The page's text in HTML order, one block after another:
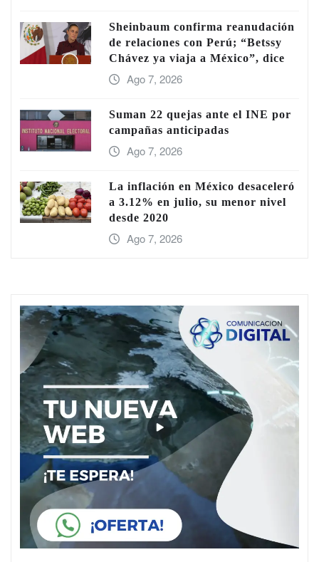
Sheinbaum confirma reanudación
de relaciones con Perú; “Betssy
Chávez ya viaja a México”, dice
Ago 7, 2026
Suman 22 quejas ante el INE por
campañas anticipadas
Ago 7, 2026
La inflación en México desaceleró
a 3.12% en julio, su menor nivel
desde 2020
Ago 7, 2026